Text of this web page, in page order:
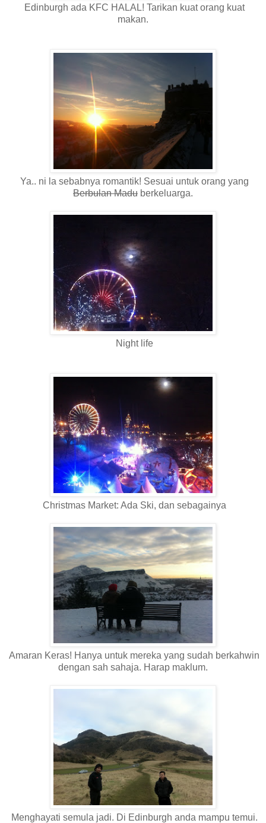
Edinburgh ada KFC HALAL! Tarikan kuat orang kuat
makan.
Ya.. ni la sebabnya romantik! Sesuai untuk orang yang
Berbulan Madu berkeluarga.
Night life
Christmas Market: Ada Ski, dan sebagainya
Amaran Keras! Hanya untuk mereka yang sudah berkahwin
dengan sah sahaja. Harap maklum.
Menghayati semula jadi. Di Edinburgh anda mampu temui.